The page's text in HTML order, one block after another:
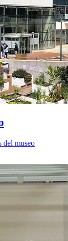
del museo